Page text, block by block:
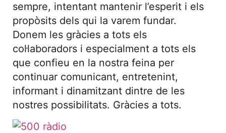
sempre, intentant mantenir l’esperit i els
propòsits dels qui la varem fundar.
Donem les gràcies a tots els
col·laboradors i especialment a tots els
que confieu en la nostra feina per
continuar comunicant, entretenint,
informant i dinamitzant dintre de les
nostres possibilitats. Gràcies a tots.